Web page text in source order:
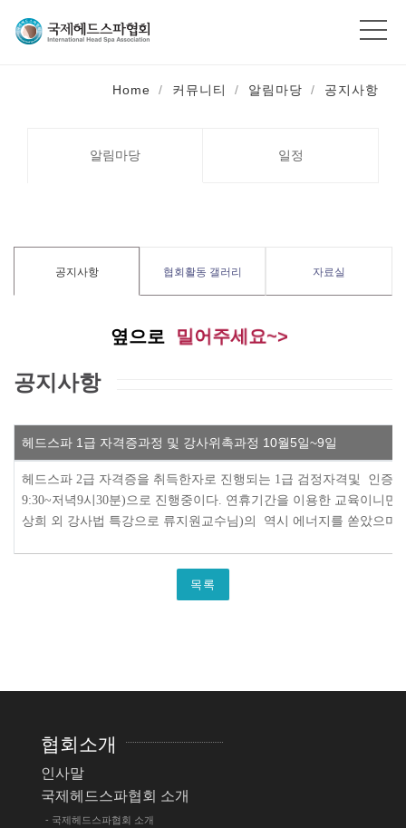
Home 커뮤니티 알림마당 공지사항
알림마당 일정
공지사항 협회활동 갤러리 자료실
옆으로 밀어주세요~>
공지사항
헤드스파 1급 자격증과정 및 강사위촉과정 10월5일~9일
헤 드스파 2급 자격증을 취득한자로 진행되는 1급 검정자격및 인증
9:30~저녁9시30분)으로 진행중이다. 연휴기간을 이용한 교육이니
상희 외 강사법 특강으로 류지원교수님)의 역시 에너지를 쏟았으며
목록
협회소개
인사말
국제헤드스파협회 소개
- 국제헤드스파협회 소개